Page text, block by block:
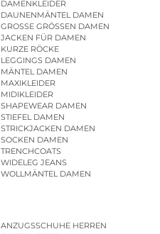
DAMENKLEIDER
DAUNENMÄNTEL DAMEN
GROSSE GRÖSSEN DAMEN
JACKEN FÜR DAMEN
KURZE RÖCKE
LEGGINGS DAMEN
MÄNTEL DAMEN
MAXIKLEIDER
MIDIKLEIDER
SHAPEWEAR DAMEN
STIEFEL DAMEN
STRICKJACKEN DAMEN
SOCKEN DAMEN
TRENCHCOATS
WIDELEG JEANS
WOLLMÄNTEL DAMEN
ANZUGSSCHUHE HERREN